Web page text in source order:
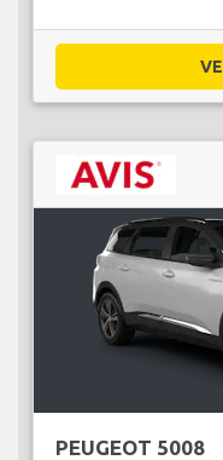
PEUGEOT 5008